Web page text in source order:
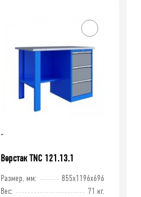
-
Верстак TNC 121.13.1
Размер, мм:
855x1196x696
Вес:
71 кг.